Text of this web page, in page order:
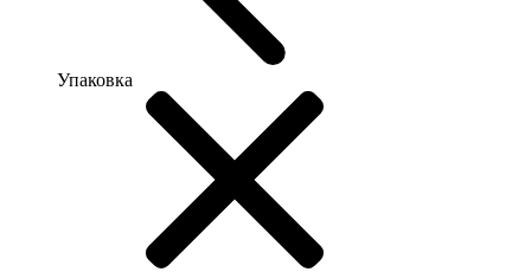
Упаковка